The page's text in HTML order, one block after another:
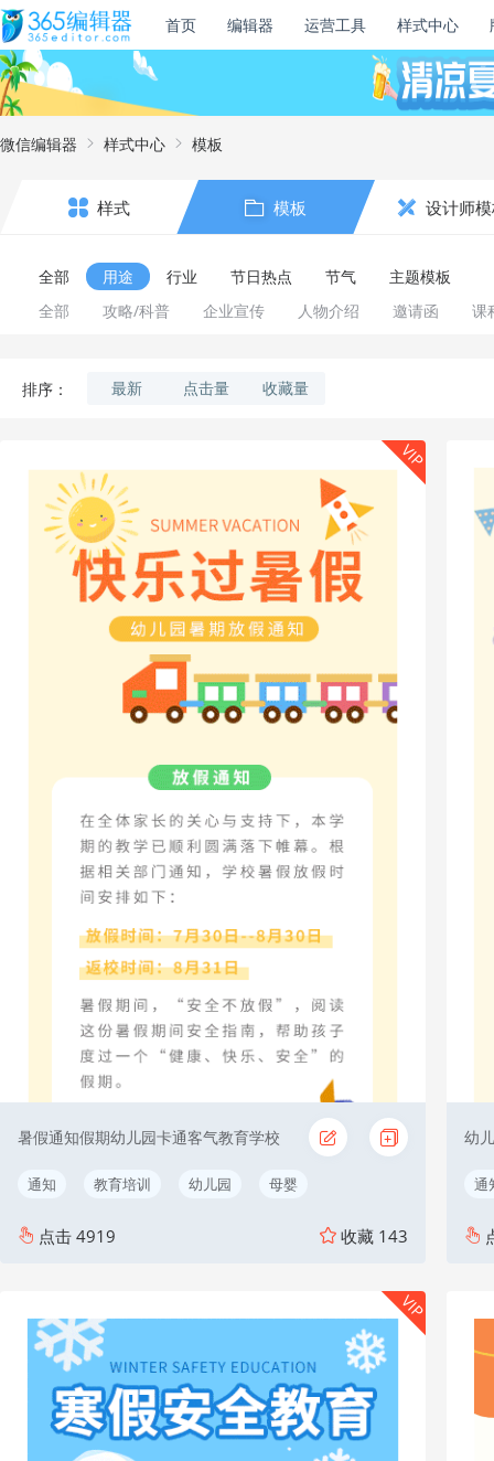
首页 编辑器 运营工具 样式中心
微信编辑器 样式中心 模板
样式 模板 设计师
全部
用途
全部
攻略/科普 企业宣传 人物介绍 邀请函 课
行业 节日热点 节气 主题模板
排序： 最新 点击量 收藏量
暑假通知假期幼儿园卡通客气教育学校
通知 教育培训 幼儿园 母婴
点击 4919 收藏 143
VIP
通
VIP